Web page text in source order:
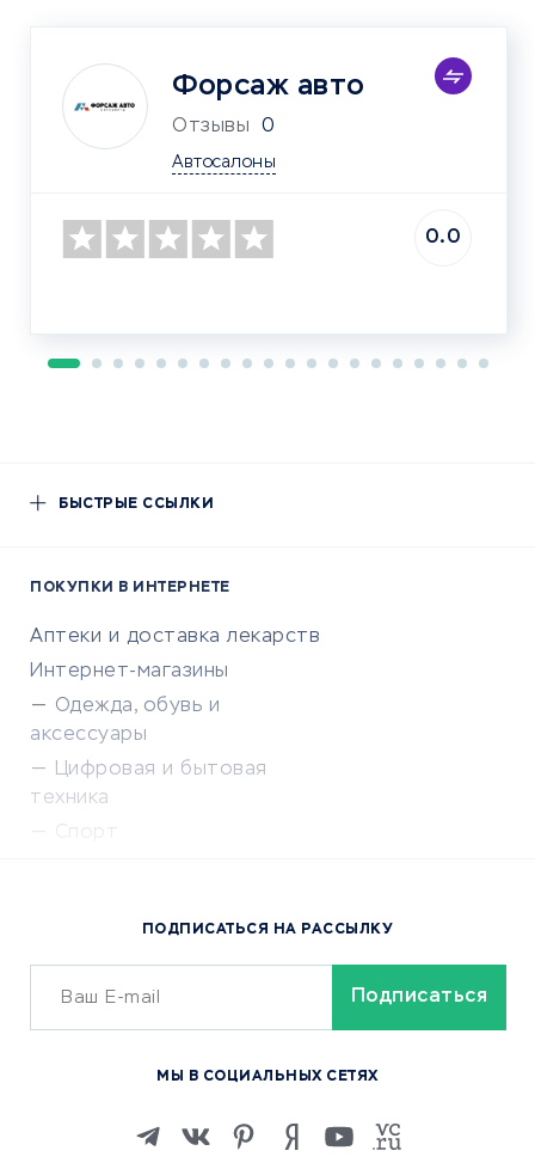
Форсаж авто
Отзывы 0
Автосалоны
0.0
БЫСТРЫЕ ССЫЛКИ
ПОКУПКИ В ИНТЕРНЕТЕ
Аптеки и доставка лекарств
Интернет-магазины
Одежда, обувь и
аксессуары
Цифровая и бытовая
техника
Спорт
Сервисы доставки
ОБУЧЕНИЕ И РАБОТА
Изучение иностранных
ПОДПИСАТЬСЯ НА РАССЫЛКУ
МЫ В СОЦИАЛЬНЫХ СЕТЯХ